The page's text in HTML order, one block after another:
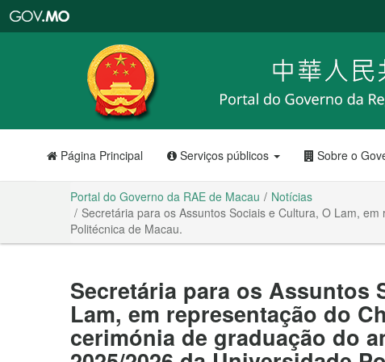
RAE
de
Macau
Página Principal Serviços públicos Sobre o
Portal do Governo da RAE de Macau
Notícias
Secretária para os Assuntos Sociais e Cultura, O Lam,
Politécnica de Macau.
Secretária para os Assuntos
Lam, em representação do
cerimónia de graduação do